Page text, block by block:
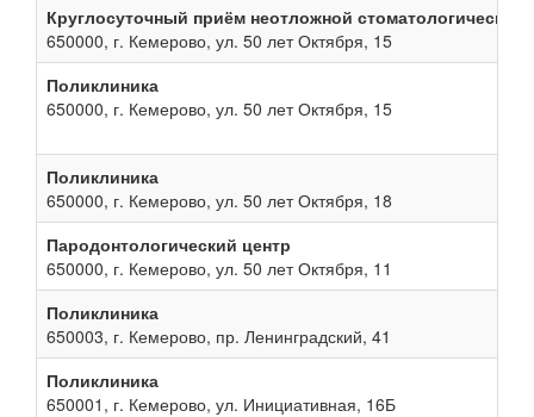
Круглосуточный приём неотложной
650000, г. Кемерово, ул. 50 лет Октября, 15
Поликлиника
650000, г. Кемерово, ул. 50 лет Октября, 15
Поликлиника
650000, г. Кемерово, ул. 50 лет Октября, 18
Пародонтологический центр
650000, г. Кемерово, ул. 50 лет Октября, 11
Поликлиника
650003, г. Кемерово, пр. Ленинградский, 41
Поликлиника
650001, г. Кемерово, ул. Инициативная, 16Б